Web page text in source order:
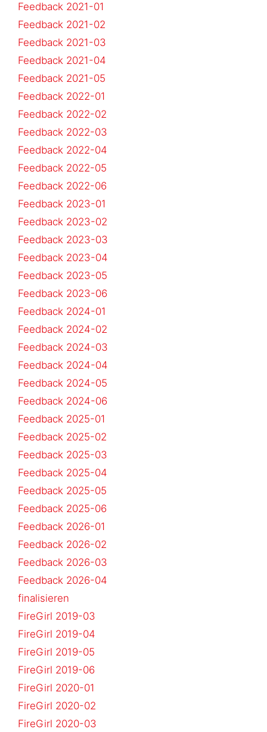
Feedback 2021-01
Feedback 2021-02
Feedback 2021-03
Feedback 2021-04
Feedback 2021-05
Feedback 2022-01
Feedback 2022-02
Feedback 2022-03
Feedback 2022-04
Feedback 2022-05
Feedback 2022-06
Feedback 2023-01
Feedback 2023-02
Feedback 2023-03
Feedback 2023-04
Feedback 2023-05
Feedback 2023-06
Feedback 2024-01
Feedback 2024-02
Feedback 2024-03
Feedback 2024-04
Feedback 2024-05
Feedback 2024-06
Feedback 2025-01
Feedback 2025-02
Feedback 2025-03
Feedback 2025-04
Feedback 2025-05
Feedback 2025-06
Feedback 2026-01
Feedback 2026-02
Feedback 2026-03
Feedback 2026-04
finalisieren
FireGirl 2019-03
FireGirl 2019-04
FireGirl 2019-05
FireGirl 2019-06
FireGirl 2020-01
FireGirl 2020-02
FireGirl 2020-03